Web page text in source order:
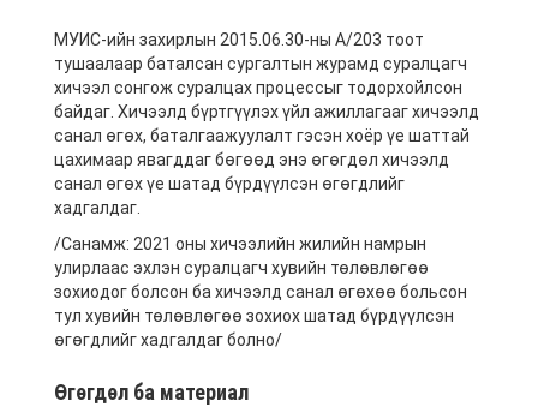
МУИС-ийн захирлын 2015.06.30-ны А/203 тоот
тушаалаар баталсан сургалтын журамд суралцагч
хичээл сонгож суралцах процессыг тодорхойлсон
байдаг. Хичээлд бүртгүүлэх үйл ажиллагааг хичээлд
санал өгөх, баталгаажуулалт гэсэн хоёр үе шаттай
цахимаар явагддаг бөгөөд энэ өгөгдөл хичээлд
санал өгөх үе шатад бүрдүүлсэн өгөгдлийг
хадгалдаг.
/Санамж: 2021 оны хичээлийн жилийн намрын
улирлаас эхлэн суралцагч хувийн төлөвлөгөө
зохиодог болсон ба хичээлд санал өгөхөө больсон
тул хувийн төлөвлөгөө зохиох шатад бүрдүүлсэн
өгөгдлийг хадгалдаг болно/
Өгөгдөл ба материал